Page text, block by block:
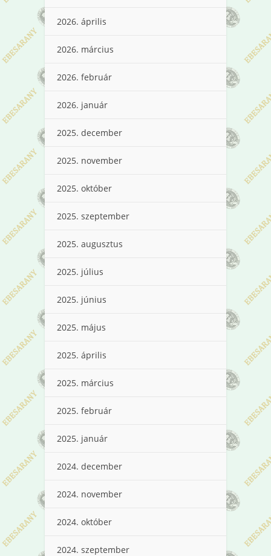
2026. április
2026. március
2026. február
2026. január
2025. december
2025. november
2025. október
2025. szeptember
2025. augusztus
2025. július
2025. június
2025. május
2025. április
2025. március
2025. február
2025. január
2024. december
2024. november
2024. október
2024. szeptember